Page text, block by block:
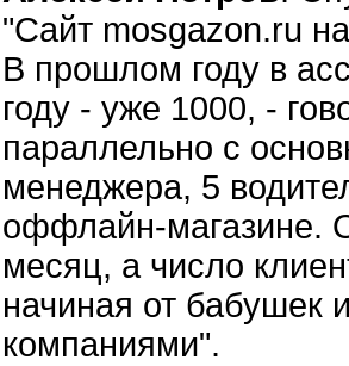
"Сайт mosgazon.ru
В прошлом году в
году - уже 1000, -
параллельно с
менеджера, 5
оффлайн-магазине.
месяц, а число
начиная от бабушек
компаниями".